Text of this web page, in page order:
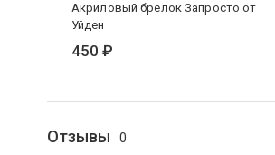
Акриловый брелок Запросто от
Уйден
450 ₽
Отзывы 0